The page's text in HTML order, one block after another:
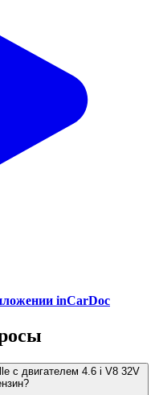
inCarDoc
с двигателем 4.6 i V8 32V